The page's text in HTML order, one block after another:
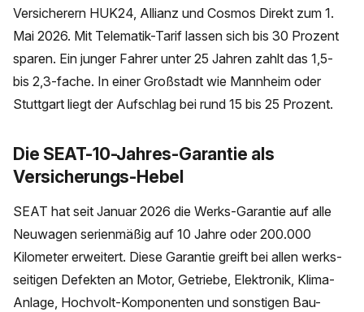
Versicherern HUK24, Allianz und Cosmos Direkt zum 1.
Mai 2026. Mit Telematik-Tarif lassen sich bis 30 Prozent
sparen. Ein junger Fahrer unter 25 Jahren zahlt das 1,5-
bis 2,3-fache. In einer Großstadt wie Mannheim oder
Stuttgart liegt der Aufschlag bei rund 15 bis 25 Prozent.
Die SEAT-10-Jahres-Garantie als
Versicherungs-Hebel
SEAT hat seit Januar 2026 die Werks-Garantie auf alle
Neuwagen serienmäßig auf 10 Jahre oder 200.000
Kilometer erweitert. Diese Garantie greift bei allen werks-
seitigen Defekten an Motor, Getriebe, Elektronik, Klima-
Anlage, Hochvolt-Komponenten und sonstigen Bau-